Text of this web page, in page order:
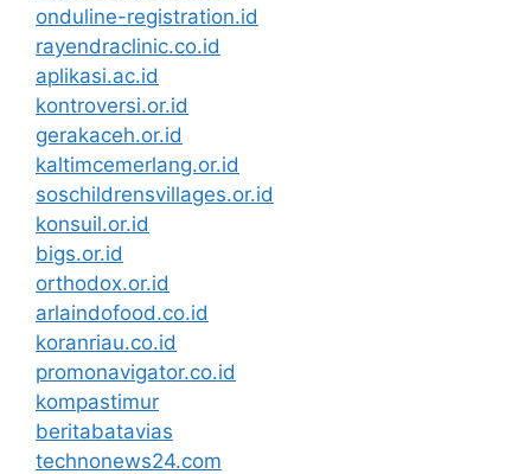
onduline-registration.id
rayendraclinic.co.id
aplikasi.ac.id
kontroversi.or.id
gerakaceh.or.id
kaltimcemerlang.or.id
soschildrensvillages.or.id
konsuil.or.id
bigs.or.id
orthodox.or.id
arlaindofood.co.id
koranriau.co.id
promonavigator.co.id
kompastimur
beritabatavias
technonews24.com